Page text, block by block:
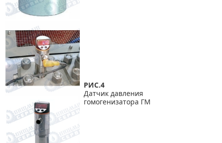
РИС.4
Датчик давления
гомогенизатора ГМ